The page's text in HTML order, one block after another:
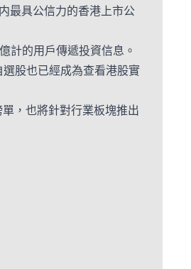
最具公信力的香港上市公
計的用戶傳遞投資信息。
股也已經成為查看港股實
，也將針對行業板塊推出